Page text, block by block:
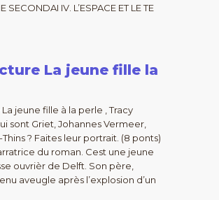
SECONDAI IV. L’ESPACE ET LE TE
La jeune fille la
jeune fille à la perle , Tracy
sont Griet, Johannes Vermeer,
? Faites leur portrait. (8 ponts)
du roman. Cest une jeune
ouvrièr de Delft. Son père,
aveugle après l’explosion d’un